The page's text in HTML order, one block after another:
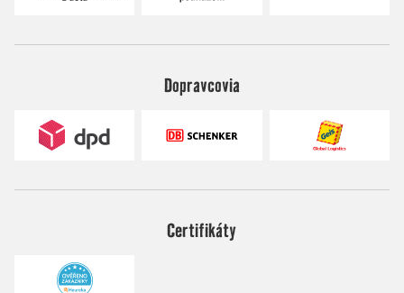
Dopravcovia
Certifikáty